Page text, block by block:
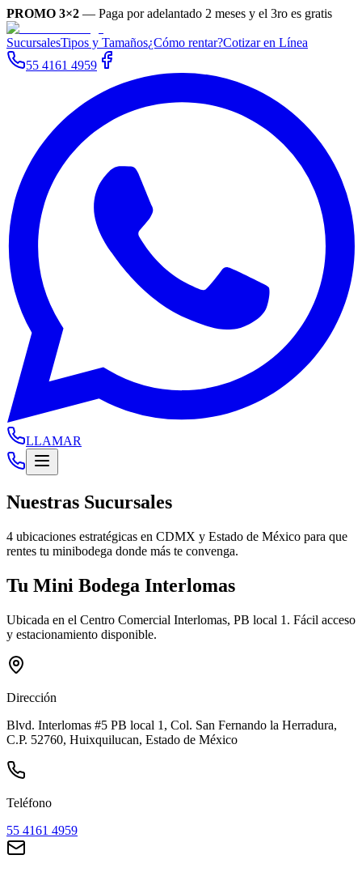
PROMO 3×2 — Paga por adelantado 2 meses y el 3ro es gratis
SucursalesTipos y Tamaños¿Cómo rentar?Cotizar en Línea
55 4161 4959
LLAMAR
Nuestras Sucursales
4 ubicaciones estratégicas en CDMX y Estado de México para que
rentes tu minibodega donde más te convenga.
Tu Mini Bodega Interlomas
Ubicada en el Centro Comercial Interlomas, PB local 1. Fácil acceso
y estacionamiento disponible.
Dirección
Blvd. Interlomas #5 PB local 1, Col. San Fernando la Herradura,
C.P. 52760, Huixquilucan, Estado de México
Teléfono
55 4161 4959